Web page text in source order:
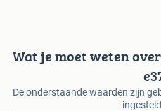
Wat je moet weten
De onderstaande waarden zijn